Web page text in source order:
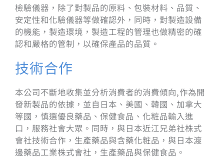
檢驗儀器，除了對製品的原料、包裝材料、品質、
安定性和化驗儀器等做確認外，同時，對製造設備
的機能，製造環境，製造工程的管理也做精密的確
認和嚴格的管制，以確保產品的品質。
技術合作
本公司不斷地收集並分析消費者的消費傾向,作為開
發新製品的依據，並自日本、美國、韓國、加拿大
等國，慎選優良藥品、保健食品、化粧品輸入進
口，服務社會大眾。同時，與日本近江兄弟社株式
會社技術合作，生產藥品與含藥化粧品，與日本渡
邊藥品工業株式會社，生產藥品與保健食品。